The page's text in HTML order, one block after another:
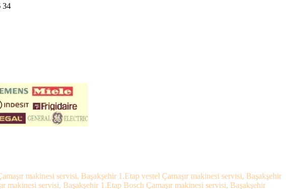
34
makinesi servisi, Başakşehir 1.Etap vestel Çamaşır makinesi servisi, Başakşehir
makinesi servisi, Başakşehir 1.Etap Bosch Çamaşır makinesi servisi, Başakşehir